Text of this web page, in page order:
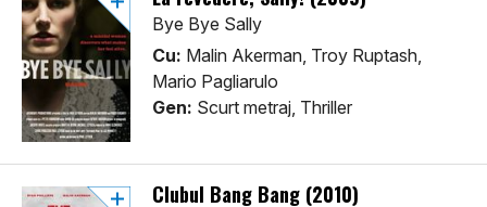
Bye Bye Sally
Cu: Malin Akerman, Troy Ruptash,
Mario Pagliarulo
Gen: Scurt metraj, Thriller
Clubul Bang Bang (2010)